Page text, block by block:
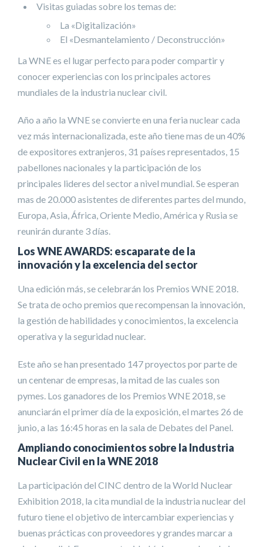
Visitas guiadas sobre los temas de:
La «Digitalización»
El «Desmantelamiento / Deconstrucción»
La WNE es el lugar perfecto para poder compartir y
conocer experiencias con los principales actores
mundiales de la industria nuclear civil.
Año a año la WNE se convierte en una feria nuclear cada
vez más internacionalizada, este año tiene mas de un 40%
de expositores extranjeros, 31 países representados, 15
pabellones nacionales y la participación de los
principales lideres del sector a nivel mundial. Se esperan
mas de 20.000 asistentes de diferentes partes del mundo,
Europa, Asia, África, Oriente Medio, América y Rusia se
reunirán durante 3 días.
Los WNE AWARDS: escaparate de la
innovación y la excelencia del sector
Una edición más, se celebrarán los Premios WNE 2018.
Se trata de ocho premios que recompensan la innovación,
la gestión de habilidades y conocimientos, la excelencia
operativa y la seguridad nuclear.
Este año se han presentado 147 proyectos por parte de
un centenar de empresas, la mitad de las cuales son
pymes. Los ganadores de los Premios WNE 2018, se
anunciarán el primer día de la exposición, el martes 26 de
junio, a las 16:45 horas en la sala de Debates del Panel.
Ampliando conocimientos sobre la Industria
Nuclear Civil en la WNE 2018
La participación del CINC dentro de la World Nuclear
Exhibition 2018, la cita mundial de la industria nuclear del
futuro tiene el objetivo de intercambiar experiencias y
buenas prácticas con proveedores y grandes marcar a